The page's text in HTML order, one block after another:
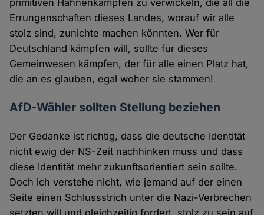
primitiven Hahnenkämpfen zu verwickeln, die all die
Errungenschaften dieses Landes, worauf wir alle
stolz sind, zunichte machen könnten. Wer für
Deutschland kämpfen will, sollte für dieses
Gemeinwesen kämpfen, der für alle einen Platz hat,
die an es glauben, egal woher sie stammen!
AfD-Wähler sollten Stellung beziehen
Der Gedanke ist richtig, dass die deutsche Identität
nicht ewig der NS-Zeit nachhinken muss und dass
diese Identität mehr zukunftsorientiert sein sollte.
Doch ich verstehe nicht, wie jemand auf der einen
Seite einen Schlussstrich unter die Nazi-Verbrechen